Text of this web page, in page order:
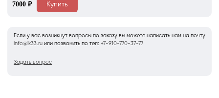
7000 ₽ Купить
Если у вас возникнут вопросы по заказу вы можете написать нам на почту
info@lk33.ru или позвонить по тел: +7-910-770-37-77
Задать вопрос